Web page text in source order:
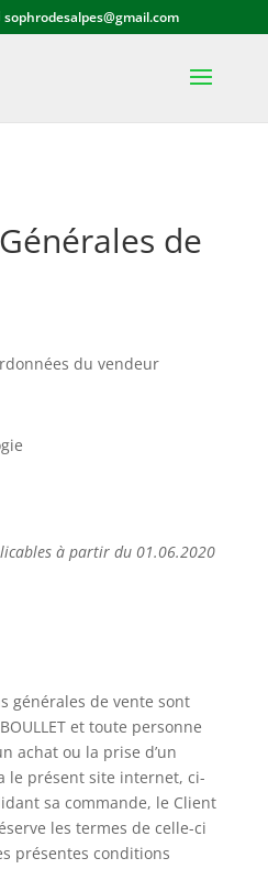
sophrodesalpes@gmail.com
de
du vendeur
à partir du 01.06.2020
générales de vente sont
et toute personne
achat ou la prise d’un
le présent site internet, ci-
sa commande, le Client
les termes de celle-ci
présentes conditions